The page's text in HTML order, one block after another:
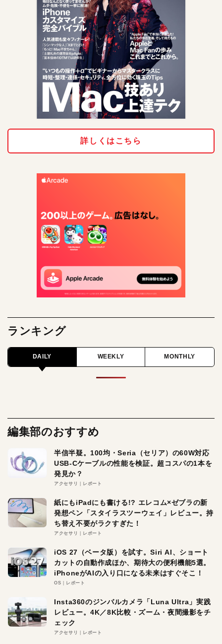
詳しくはこちら
ランキング
DAILY WEEKLY MONTHLY
編集部のおすすめ
半信半疑。100均・Seria（セリア）の60W対応
USB-Cケーブルの性能を検証。超コスパの1本を
発見か？
アクセサリ レポート
紙にもiPadにも書ける!? エレコム×ゼブラの新
発想ペン「スタイラスツーウェイ」レビュー。持
ち替え不要がラクすぎた！
アクセサリ レポート
iOS 27（ベータ版）を試す。Siri AI、ショート
カットの自動作成ほか、期待大の便利機能5選。
iPhoneがAIの入り口になる未来はすぐそこ！
OS レポート
Insta360のジンバルカメラ「Luna Ultra」実践
レビュー。4K／8K比較・ズーム・夜間撮影をチ
ェック
アクセサリ レポート